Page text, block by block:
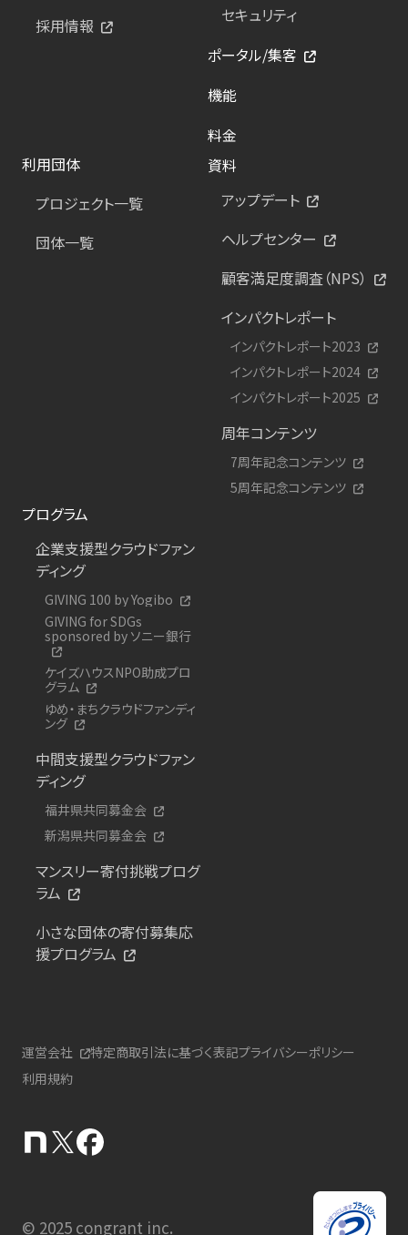
採用情報
セキュリティ
ポータル/集客
機能
料金
利用団体
プロジェクト一覧
団体一覧
資料
アップデート
ヘルプセンター
顧客満足度調査（NPS）
インパクトレポート
インパクトレポート2023
インパクトレポート2024
インパクトレポート2025
周年コンテンツ
7周年記念コンテンツ
5周年記念コンテンツ
プログラム
企業支援型クラウドファン
ディング
GIVING 100 by Yogibo
GIVING for SDGs
sponsored by ソニー銀行
ケイズハウスNPO助成プロ
グラム
ゆめ・まちクラウドファンディ
ング
中間支援型クラウドファン
ディング
福井県共同募金会
新潟県共同募金会
マンスリー寄付挑戦プログ
ラム
小さな団体の寄付募集応
援プログラム
運営会社 特定商取引法に基づく表記プライバシーポリシー
利用規約
© 2025 congrant inc.